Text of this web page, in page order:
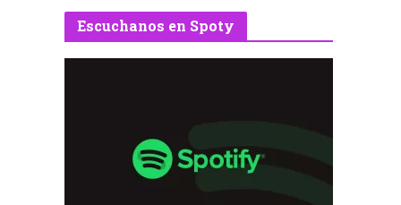
Escuchanos en Spoty